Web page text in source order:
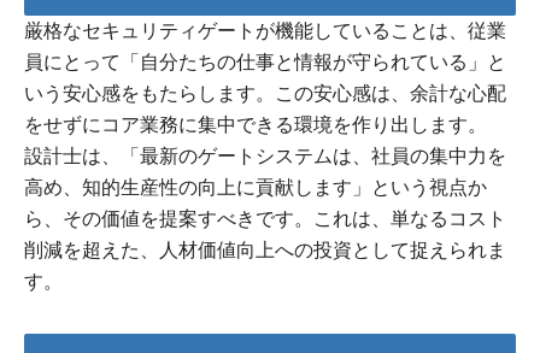
厳格なセキュリティゲートが機能していることは、従業
員にとって「自分たちの仕事と情報が守られている」と
いう安心感をもたらします。この安心感は、余計な心配
をせずにコア業務に集中できる環境を作り出します。
設計士は、「最新のゲートシステムは、社員の集中力を
高め、知的生産性の向上に貢献します」という視点か
ら、その価値を提案すべきです。これは、単なるコスト
削減を超えた、人材価値向上への投資として捉えられま
す。